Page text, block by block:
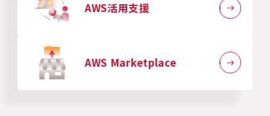
AWS活用支援
AWS Marketplace